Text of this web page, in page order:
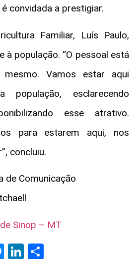
convidada a prestigiar.
Familiar, Luís Paulo,
à população. “O pessoal está
Vamos estar aqui
população, esclarecendo
esse atrativo.
para estarem aqui, nos
concluiu.
de Comunicação
Sinop – MT
Messenger
LinkedIn